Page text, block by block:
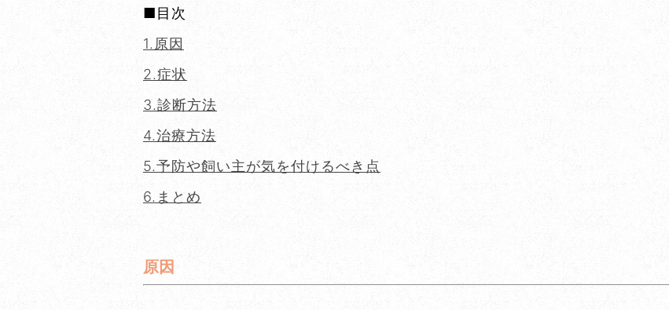
■目次
1.原因
2.症状
3.診断方法
4.治療方法
5.予防や飼い主が気を付けるべき点
6.まとめ
原因